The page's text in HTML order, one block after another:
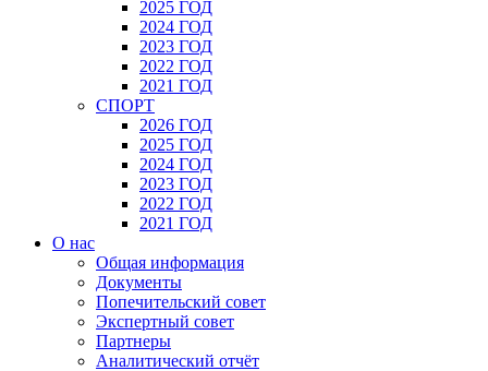
2025 ГОД
2024 ГОД
2023 ГОД
2022 ГОД
2021 ГОД
СПОРТ
2026 ГОД
2025 ГОД
2024 ГОД
2023 ГОД
2022 ГОД
2021 ГОД
О нас
Общая информация
Документы
Попечительский совет
Экспертный совет
Партнеры
Аналитический отчёт